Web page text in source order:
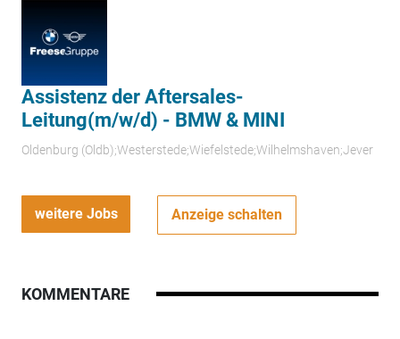
Assistenz der Aftersales-
Leitung(m/w/d) - BMW & MINI
Oldenburg (Oldb);Westerstede;Wiefelstede;Wilhelmshaven;Jever
weitere Jobs Anzeige schalten
KOMMENTARE